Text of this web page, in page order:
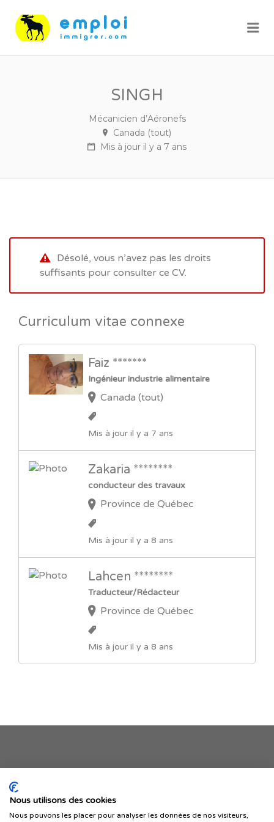
SINGH
Mécanicien d’Aéronefs
Canada (tout)
Mis à jour il y a 7 ans
Désolé, vous n’avez pas les droits
suffisants pour consulter ce CV.
Curriculum vitae connexe
Faiz *******
Ingénieur industrie alimentaire
Canada (tout)
Mis à jour il y a 7 ans
Zakaria ********
conducteur des travaux
Province de Québec
Mis à jour il y a 8 ans
Lahcen ********
Traducteur/Rédacteur
Province de Québec
Mis à jour il y a 8 ans
Je publie mon offre
Nous utilisons des cookies
Nous pouvons les placer pour analyser les données de nos visiteurs,